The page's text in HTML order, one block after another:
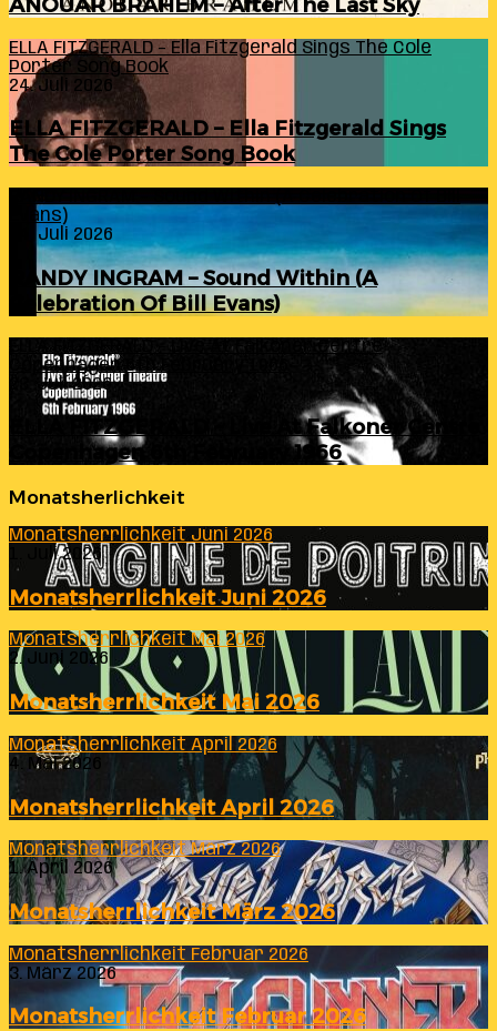
ELLA FITZGERALD – Ella Fitzgerald Sings The Cole
Porter Song Book
24. Juli 2026
ELLA FITZGERALD – Ella Fitzgerald Sings
The Cole Porter Song Book
Evans)
24. Juli 2026
RANDY INGRAM – Sound Within (A
Celebration Of Bill Evans)
ELLA FITZGERALD – Live At Falkoner Centre
Copenhagen 6th February 1966
23. Juli 2026
ELLA FITZGERALD – Live At Falkoner Centre
Copenhagen 6th February 1966
Monatsherlichkeit
Monatsherrlichkeit Juni 2026
1. Juli 2026
Monatsherrlichkeit Juni 2026
Monatsherrlichkeit Mai 2026
2. Juni 2026
Monatsherrlichkeit Mai 2026
Monatsherrlichkeit April 2026
4. Mai 2026
Monatsherrlichkeit April 2026
Monatsherrlichkeit März 2026
1. April 2026
Monatsherrlichkeit März 2026
Monatsherrlichkeit Februar 2026
3. März 2026
Monatsherrlichkeit Februar 2026